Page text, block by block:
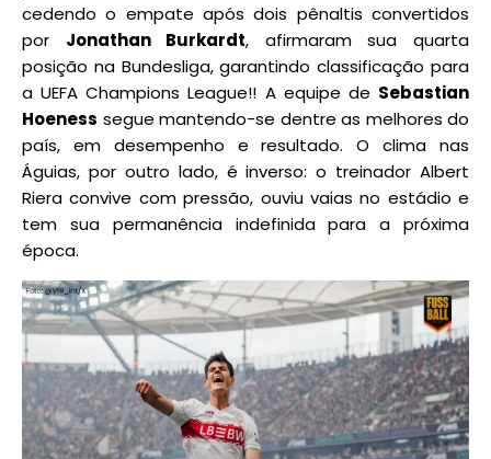
cedendo o empate após dois pênaltis convertidos
por Jonathan Burkardt, afirmaram sua quarta
posição na Bundesliga, garantindo classificação para
a UEFA Champions League!! A equipe de Sebastian
Hoeness segue mantendo-se dentre as melhores do
país, em desempenho e resultado. O clima nas
Águias, por outro lado, é inverso: o treinador Albert
Riera convive com pressão, ouviu vaias no estádio e
tem sua permanência indefinida para a próxima
época.